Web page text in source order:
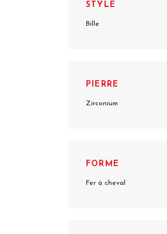
STYLE
Bille
PIERRE
Zirconium
FORME
Fer à cheval